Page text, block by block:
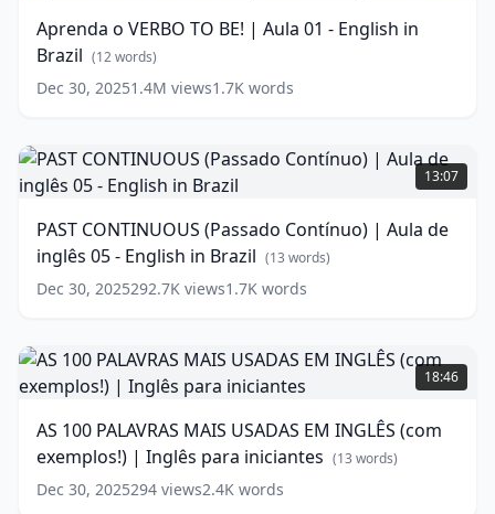
(12
words)
BE!
|
Aula
01
English
in
Brazil (12
Aprenda o VERBO TO BE! | Aula 01 - English in
Brazil (12words)
Dec 30, 20251.4M views1.7K words
PAST
CONTINUOUS
(Passado
|
Aula
de
inglês
-
English
in
words)
13:07
PAST CONTINUOUS (Passado Contínuo) | Aula de
inglês 05 - English in Brazil (13 words)
Dec 30, 2025292.7K views1.7K words
AS
100
PALAVRAS
USADAS
EM
INGLÊS
(com
18:46
AS 100 PALAVRAS MAIS USADAS EM INGLÊS (com
exemplos!) | Inglês para iniciantes (13 words)
Dec 30, 2025294 views2.4K words